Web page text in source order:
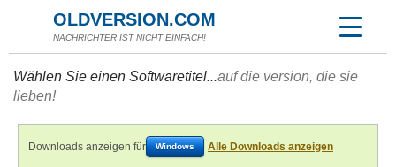
OLDVERSION.COM
NACHRICHTER IST NICHT EINFACH!
Wählen Sie einen Softwaretitel...auf die version, die sie
lieben!
Downloads anzeigen für Windows Alle Downloads anzeigen